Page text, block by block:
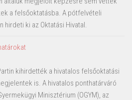
a felsőoktatásba. A pótfelvételi
hirdeti ki az Oktatási Hivatal.
kihirdették a hivatalos felsőoktatási
is. A hivatalos ponthatárváró
Minisztérium (OGYM), az